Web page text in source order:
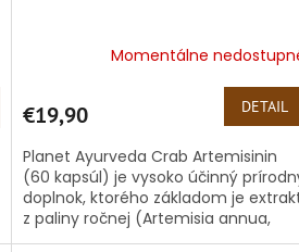
Momentálne
€19,90 DETAIL
Planet Ayurveda Crab Artemisinin
(60 kapsúl) je vysoko účinný
doplnok, ktorého základom je
z paliny ročnej (Artemisia annua,
známa aj ako Davna). Táto